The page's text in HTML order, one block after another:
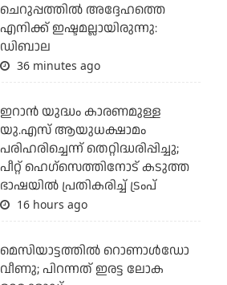
ചെറുപ്പത്തില്‍ അദ്ദേഹത്തെ
എനിക്ക് ഇഷ്ടമല്ലായിരുന്നു:
ഡിബാല
36 minutes ago
ഇറാന്‍ യുദ്ധം കാരണമുള്ള
യു.എസ് ആയുധക്ഷാമം
പരിഹരിച്ചെന്ന് തെറ്റിദ്ധരിപ്പിച്ചു;
പീറ്റ് ഹെഗ്‌സെത്തിനോട് കടുത്ത
ഭാഷയില്‍ പ്രതികരിച്ച് ട്രംപ്
16 hours ago
മെസിയാട്ടത്തില്‍ റൊണാള്‍ഡോ
വീണു; പിറന്നത് ഇരട്ട ലോക